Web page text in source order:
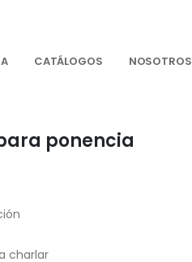
CATÁLOGOS NOSOTROS
ponencia
charlar